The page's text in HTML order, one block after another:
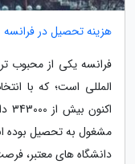
هزینه تحصیل در فرانسه
فرانسه یکی از محبوب
المللی است؛ که با
دانشگاه های معتبر،